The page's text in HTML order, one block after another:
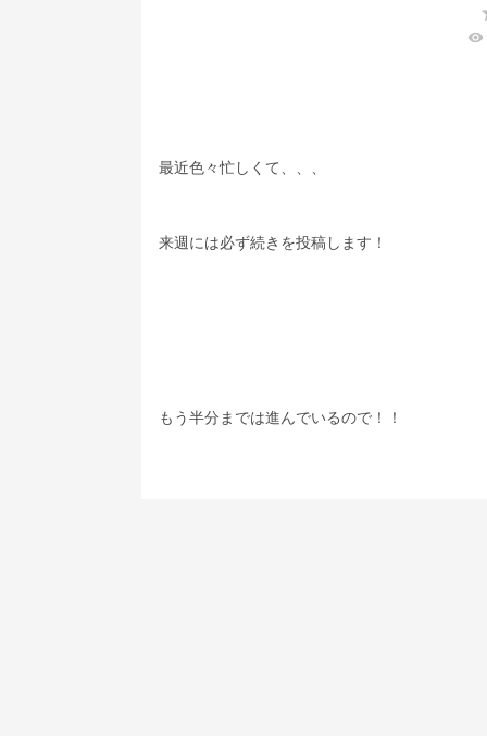
visibility
最近色々忙しくて、、、
来週には必ず続きを投稿します！
もう半分までは進んでいるので！！